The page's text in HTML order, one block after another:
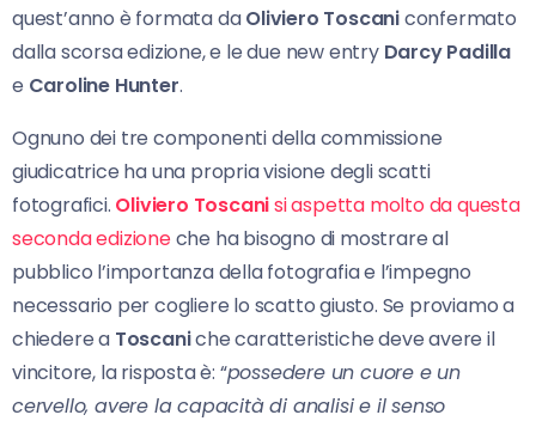
quest’anno è formata daOliviero Toscaniconfermato
dalla scorsa edizione, e le due new entry Darcy Padilla
e Caroline Hunter.
Ognuno dei tre componenti della commissione
giudicatrice ha una propria visione degli scatti
fotografici. Oliviero Toscanisi aspetta molto da questa
seconda edizioneche ha bisogno di mostrare al
pubblico l’importanza della fotografia e l’impegno
necessario per cogliere lo scatto giusto. Se proviamo a
chiedere a Toscaniche caratteristiche deve avere il
vincitore, la risposta è: “possedere un cuore e un
cervello, avere la capacità di analisi e il senso